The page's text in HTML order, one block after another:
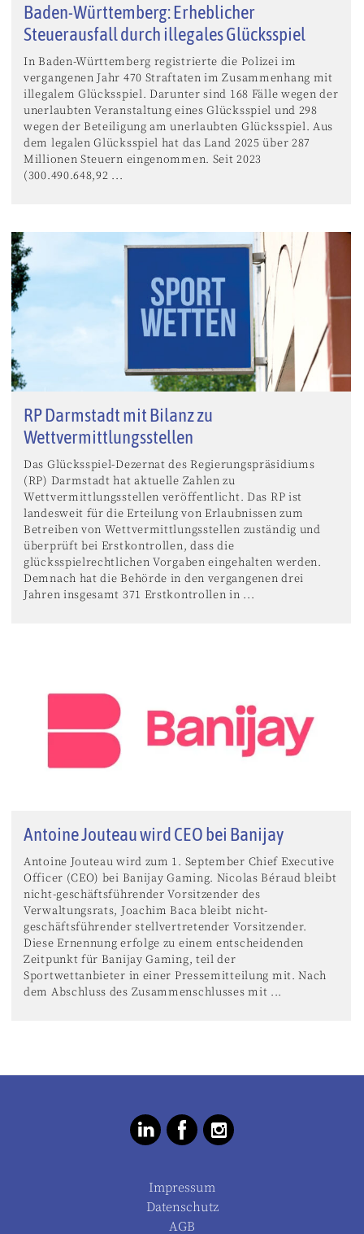
Baden-Württemberg: Erheblicher
Steuerausfall durch illegales Glücksspiel
In Baden-Württemberg registrierte die Polizei im
vergangenen Jahr 470 Straftaten im Zusammenhang mit
illegalem Glücksspiel. Darunter sind 168 Fälle wegen der
unerlaubten Veranstaltung eines Glücksspiel und 298
wegen der Beteiligung am unerlaubten Glücksspiel. Aus
dem legalen Glücksspiel hat das Land 2025 über 287
Millionen Steuern eingenommen. Seit 2023
(300.490.648,92 ...
RP Darmstadt mit Bilanz zu
Wettvermittlungsstellen
Das Glücksspiel-Dezernat des Regierungspräsidiums
(RP) Darmstadt hat aktuelle Zahlen zu
Wettvermittlungsstellen veröffentlicht. Das RP ist
landesweit für die Erteilung von Erlaubnissen zum
Betreiben von Wettvermittlungsstellen zuständig und
überprüft bei Erstkontrollen, dass die
glücksspielrechtlichen Vorgaben eingehalten werden.
Demnach hat die Behörde in den vergangenen drei
Jahren insgesamt 371 Erstkontrollen in ...
Antoine Jouteau wird CEO bei Banijay
Antoine Jouteau wird zum 1. September Chief Executive
Officer (CEO) bei Banijay Gaming. Nicolas Béraud bleibt
nicht-geschäftsführender Vorsitzender des
Verwaltungsrats, Joachim Baca bleibt nicht-
geschäftsführender stellvertretender Vorsitzender.
Diese Ernennung erfolge zu einem entscheidenden
Zeitpunkt für Banijay Gaming, teil der
Sportwettanbieter in einer Pressemitteilung mit. Nach
dem Abschluss des Zusammenschlusses mit ...
Impressum
Datenschutz
AGB